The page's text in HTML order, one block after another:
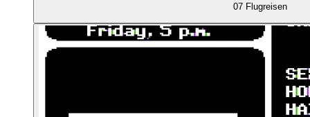
Erster Versuch im Edutainment-Bereich
01:30:46 Der Lernsoftware-Boom
07 Flugreisen